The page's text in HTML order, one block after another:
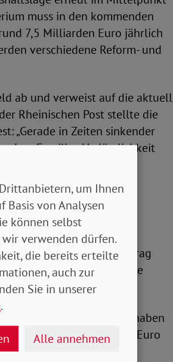
muss in den kommenden
7,5 Milliarden Euro jährlich
verschiedene Reform- und
ab und verweist auf die aktuell
Rheinischen Post stellte die
„Gerade in Zeiten sinkender
Familien Verlässlichkeit
Einführung 2007
es 65 Prozent des
Kindes. Der Höchstbetrag
bei 300 Euro. Beide
Bezug: Seit April 2025 haben
von 175.000 Euro
Euro.
um Ihnen
Basis von Analysen
können selbst
verwenden dürfen.
die bereits erteilte
auch zur
Sie in unserer
.
Alle annehmen